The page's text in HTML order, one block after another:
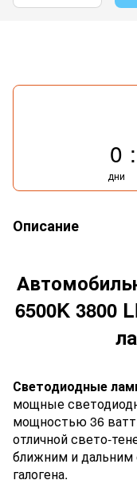
0
дни
Описание
6500K 3800
Светодиодные
мощные
мощностью 36
отличной свето-
ближним и
галогена.